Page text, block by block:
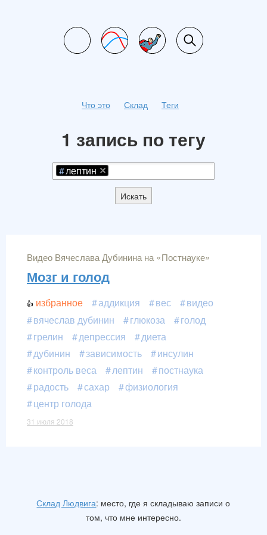
Что это Склад Теги
1 запись по тегу
лептин
Искать
Видео Вячеслава Дубинина на «Постнауке»
Мозг и голод
избранное аддикция вес
видео
вячеслав дубинин
глюкоза
голод
грелин
депрессия
диета
дубинин
зависимость
инсулин
контроль веса
лептин
постнаука
радость
сахар
физиология
центр голода
31 июля 2018
Склад Людвига: место, где я складываю записи о
том, что мне интересно.